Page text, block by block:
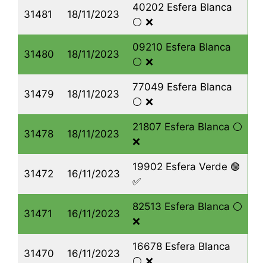
31481 18/11/2023
40202 Esfera Blanca
⚪️ ❌
31480 18/11/2023
09210 Esfera Blanca
⚪️ ❌
31479 18/11/2023
77049 Esfera Blanca
⚪️ ❌
31478 18/11/2023
21807 Esfera Blanca ⚪️
❌
31472 16/11/2023
19902 Esfera Verde 🟢
✅
31471 16/11/2023
82513 Esfera Blanca ⚪️
❌
31470 16/11/2023
16678 Esfera Blanca